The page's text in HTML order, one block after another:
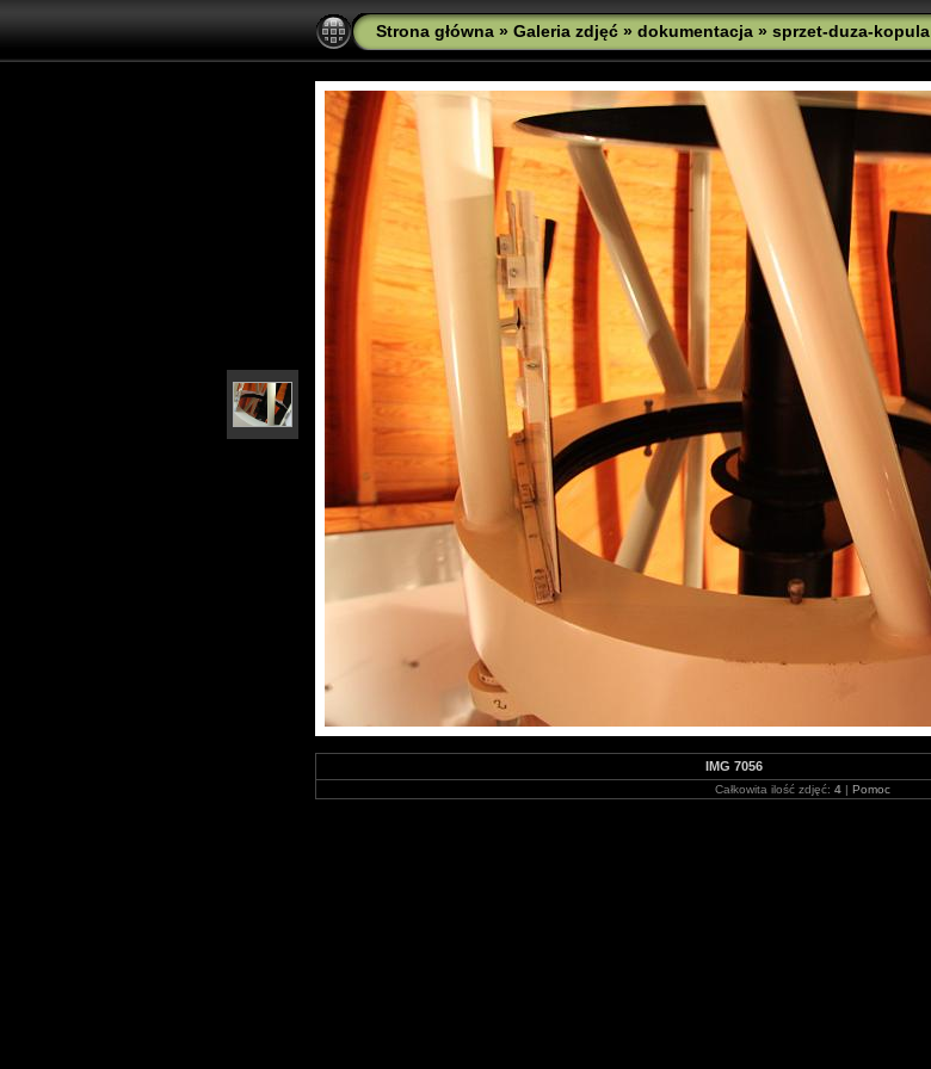
Strona główna » Galeria zdjęć » dokumentacja » sprzet-duza-kopula
IMG 7056
Całkowita ilość zdjęć: 4| Pomoc